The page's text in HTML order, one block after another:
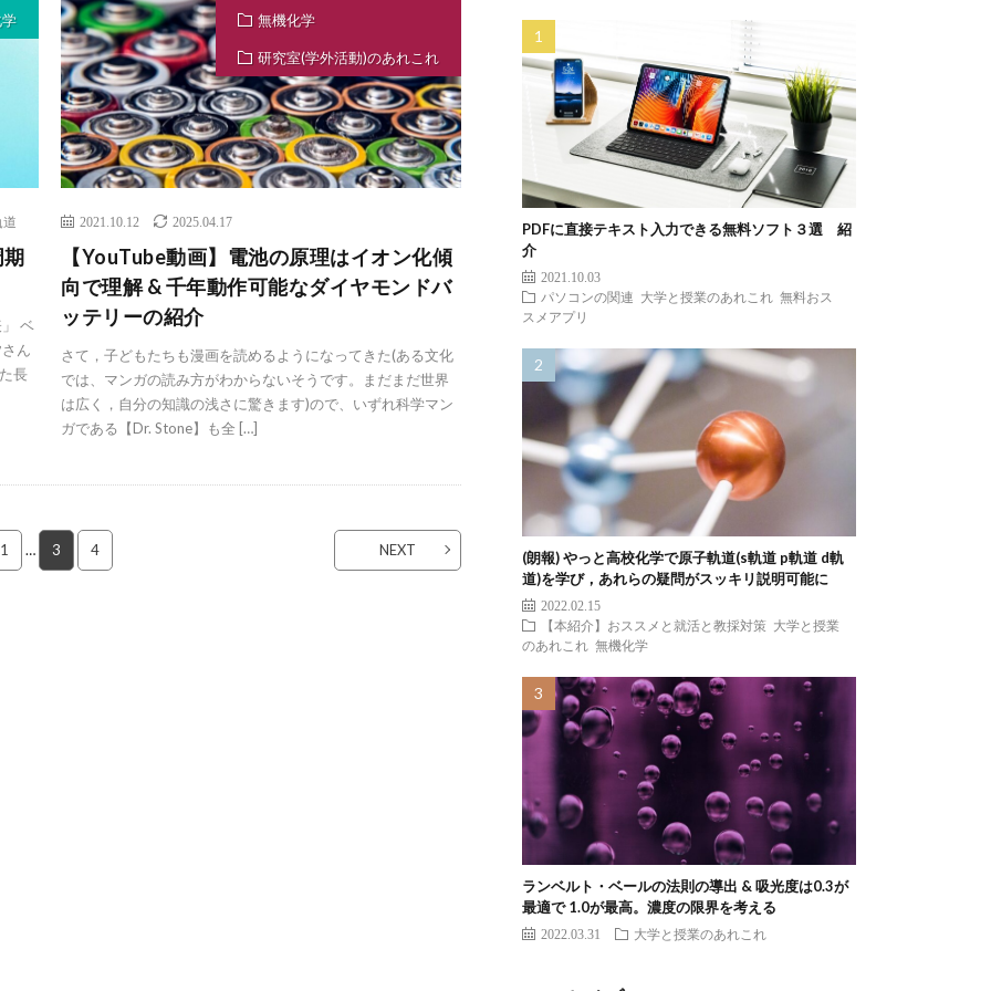
道
ベ
ん
長
無機化学
研究室(学外活動)のあれこれ
2021.10.12 2025.04.17
【YouTube動画】電池の原理はイオン化傾
向で理解 & 千年動作可能なダイヤモンドバ
ッテリーの紹介
さて，子どもたちも漫画を読めるようになってきた(ある文化
では、マンガの読み方がわからないそうです。まだまだ世界
は広く，自分の知識の浅さに驚きます)ので、いずれ科学マン
ガである【Dr. Stone】も全 […]
1 … 3 4 NEXT
PDFに直接テキスト入力できる無料ソフト３選 紹
介
2021.10.03
パソコンの関連
大学と授業のあれこれ
無料おス
スメアプリ
(朗報) やっと高校化学で原子軌道(s軌道 p軌道 d軌
道)を学び，あれらの疑問がスッキリ説明可能に
2022.02.15
【本紹介】おススメと就活と教採対策
大学と授業
のあれこれ
無機化学
ランベルト・ベールの法則の導出 & 吸光度は0.3が
最適で 1.0が最高。濃度の限界を考える
2022.03.31 大学と授業のあれこれ